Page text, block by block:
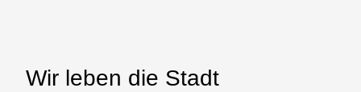
Wir leben die Stadt